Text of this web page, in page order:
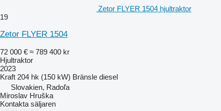
Zetor FLYER 1504 hjultraktor
19
Zetor FLYER 1504
72 000 € ≈ 789 400 kr
Hjultraktor
2023
Kraft 204 hk (150 kW) Bränsle diesel
Slovakien, Radoľa
Miroslav Hruška
Kontakta säljaren